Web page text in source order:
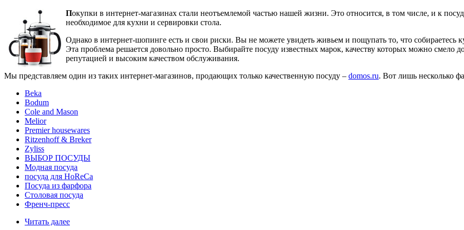
Покупки в интернет-магазинах стали неотъемлемой частью нашей жизни. Это относится, в том числе, и к
необходимое для кухни и сервировки стола.
Однако в интернет-шопинге есть и свои риски. Вы не можете увидеть живьем и пощупать то, что собираетесь
Эта проблема решается довольно просто. Выбирайте посуду известных марок, качеству которых можно смело
репутацией и высоким качеством обслуживания.
Мы представляем один из таких интернет-магазинов, продающих только качественную посуду – domos.ru. Вот лишь несколько
Beka
Bodum
Cole and Mason
Melior
Premier housewares
Ritzenhoff & Breker
Zyliss
ВЫБОР ПОСУДЫ
Модная посуда
посуда для HoReCa
Посуда из фарфора
Столовая посуда
Френч-пресс
Читать далее